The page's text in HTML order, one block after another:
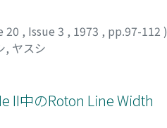
20 , Issue 3 , 1973 , pp.97-112 )
, ヤスシ
II中のRoton Line Width